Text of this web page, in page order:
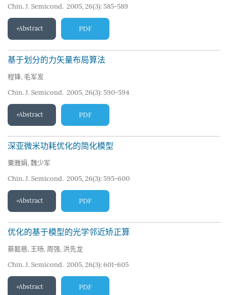
Chin. J. Semicond. 2005, 26(3): 585-589
Abstract PDF
基于划分的力矢量布局算法
程锋, 毛军发
Chin. J. Semicond. 2005, 26(3): 590-594
Abstract PDF
深亚微米功耗优化的简化模型
粟雅娟, 魏少军
Chin. J. Semicond. 2005, 26(3): 595-600
Abstract PDF
优化的基于模型的光学邻近矫正算
蔡懿慈, 王旸, 周强, 洪先龙
Chin. J. Semicond. 2005, 26(3): 601-605
Abstract PDF